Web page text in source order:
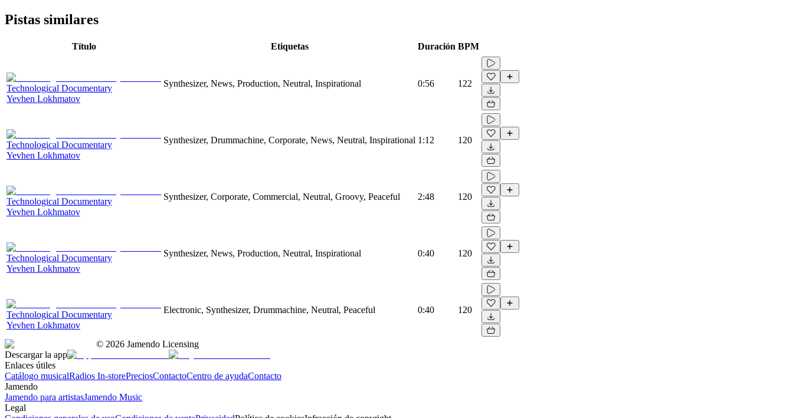
Pistas similares
Título Etiquetas Duración BPM
Technological Documentary
Yevhen Lokhmatov
Synthesizer, News, Production, Neutral, Inspirational 0:56 122
Technological Documentary
Yevhen Lokhmatov
Synthesizer, Drummachine, Corporate, News, Neutral, Inspirational 1:12 120
Technological Documentary
Yevhen Lokhmatov
Synthesizer, Corporate, Commercial, Neutral, Groovy, Peaceful 2:48 120
Technological Documentary
Yevhen Lokhmatov
Synthesizer, News, Production, Neutral, Inspirational 0:40 120
Technological Documentary
Yevhen Lokhmatov
Electronic, Synthesizer, Drummachine, Neutral, Peaceful 0:40 120
© 2026 Jamendo Licensing
Descargar la app
Enlaces útiles
Catálogo musicalRadios In-storePreciosContactoCentro de ayudaContacto
Jamendo
Jamendo para artistasJamendo Music
Legal